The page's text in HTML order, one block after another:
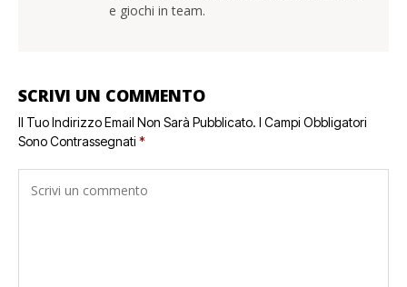
e giochi in team.
SCRIVI UN COMMENTO
Il Tuo Indirizzo Email Non Sarà Pubblicato. I Campi Obbligatori
Sono Contrassegnati *